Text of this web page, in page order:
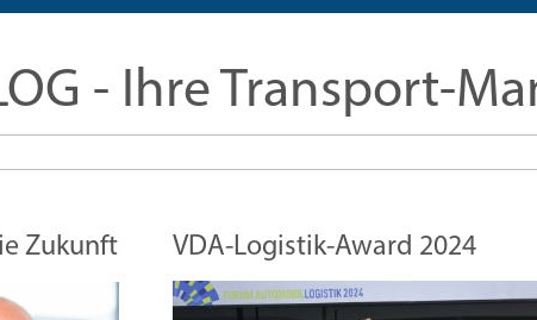
- Ihre Transport-
Zukunft VDA-Logistik-Award 2024